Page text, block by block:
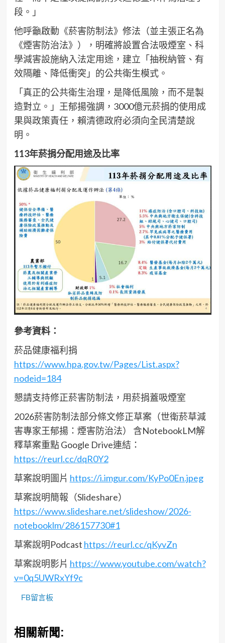
段。」
他呼籲啟動《菸害防制法》修法（並主張正名為
《煙害防治法》），明確將設置合法吸煙室、科
學減害設施納入法定用途，建立「抽稅納管、有
效隔離、降低衝突」的公共衛生模式。
「真正的公共衛生治理，是降低風險，而不是製
造對立。」王郁揚強調，3000億元菸捐的使用成
果與政策責任，賴清德政府必須向全民清楚說
明。
113年菸捐分配用途及比率
參考資料：
菸品健康福利捐
https://www.hpa.gov.tw/Pages/List.aspx?
nodeid=184
懇請支持修正菸害防制法，用菸捐蓋吸煙室
2026菸害防制法部分條文修正草案（世衛菸草減
害專家王郁揚：煙害防治法） 含NotebookLM解
釋草案重點 Google Drive連結：
https://reurl.cc/dqR0Y2
草案說明圖片 https://i.imgur.com/KyPo0En.jpeg
草案說明簡報（Slideshare）
https://www.slideshare.net/slideshow/2026-
notebooklm/286157730#1
草案說明Podcast https://reurl.cc/qKyvZn
草案說明影片 https://www.youtube.com/watch?
v=0q5UWRxYf9c
FB留言板
相關新聞: